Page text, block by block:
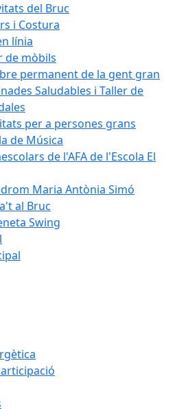
del Bruc
i Costura
línia
de mòbils
permanent de la gent gran
Saludables i Taller de
per a persones grans
de Música
de l'AFA de l'Escola El
Maria Antònia Simó
al Bruc
Swing